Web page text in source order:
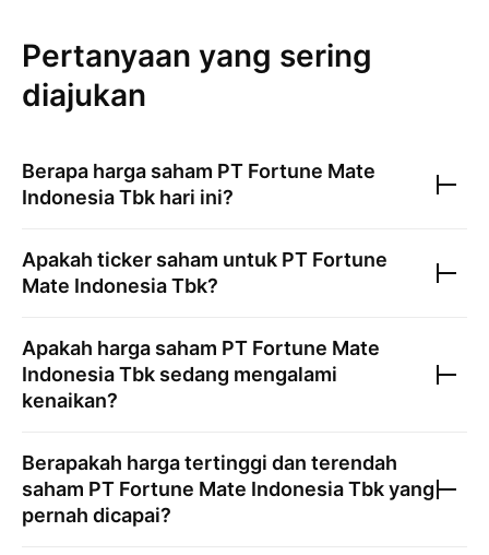
Pertanyaan yang sering
diajukan
Berapa harga saham PT Fortune Mate
Indonesia Tbk hari ini?
Apakah ticker saham untuk PT Fortune
Mate Indonesia Tbk?
Apakah harga saham PT Fortune Mate
Indonesia Tbk sedang mengalami
kenaikan?
Berapakah harga tertinggi dan terendah
saham PT Fortune Mate Indonesia Tbkyang
pernah dicapai?